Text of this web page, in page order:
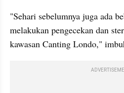
"Sehari sebelumnya juga ada
melakukan pengecekan dan
kawasan Canting Londo,"